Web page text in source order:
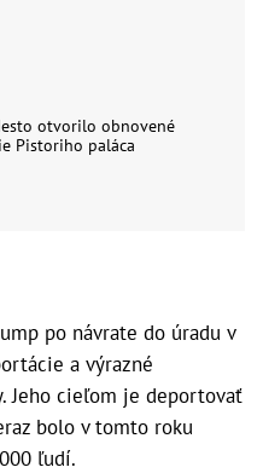
otvorilo obnovené
Pistoriho paláca
po návrate do úradu v
a výrazné
Jeho cieľom je deportovať
bolo v tomto roku
ľudí.